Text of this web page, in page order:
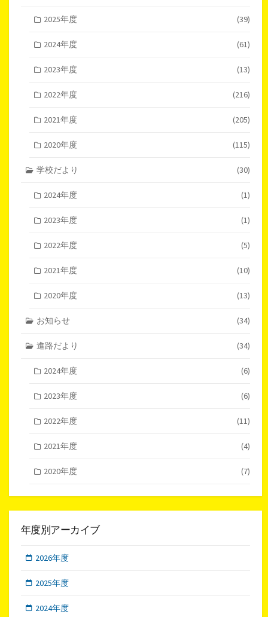
2025年度 (39)
2024年度 (61)
2023年度 (13)
2022年度 (216)
2021年度 (205)
2020年度 (115)
学校だより (30)
2024年度 (1)
2023年度 (1)
2022年度 (5)
2021年度 (10)
2020年度 (13)
お知らせ (34)
進路だより (34)
2024年度 (6)
2023年度 (6)
2022年度 (11)
2021年度 (4)
2020年度 (7)
年度別アーカイブ
2026年度
2025年度
2024年度